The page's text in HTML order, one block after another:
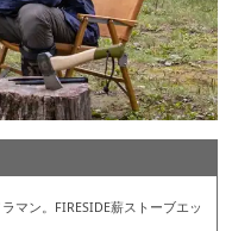
マン。FIRESIDE薪ストーブエッ